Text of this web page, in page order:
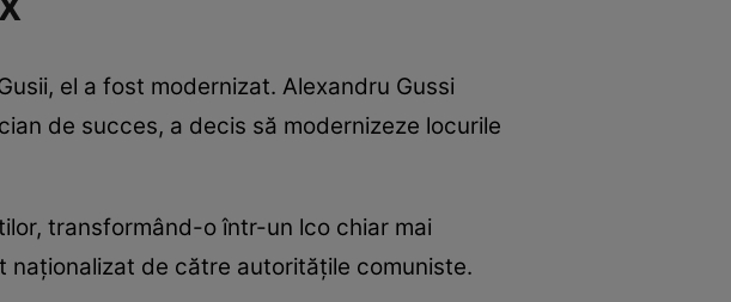
el a fost modernizat. Alexandru Gussi
de succes, a decis să modernizeze locurile
transformând-o într-un lco chiar mai
de către autoritățile comuniste.